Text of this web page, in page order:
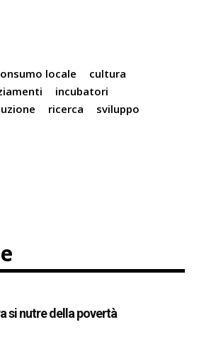
locale
cultura
incubatori
ricerca
sviluppo
si nutre della povertà